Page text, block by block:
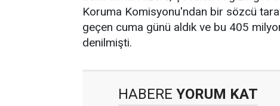
Koruma Komisyonu'ndan bir sözcü
geçen cuma günü aldık ve bu 405
denilmişti.
HABERE YORUM KAT